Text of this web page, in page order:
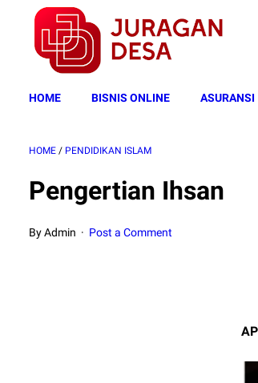
HOME BISNIS ONLINE ASURANSI
HOME / PENDIDIKAN ISLAM
Pengertian Ihsan
By Admin Post a Comment